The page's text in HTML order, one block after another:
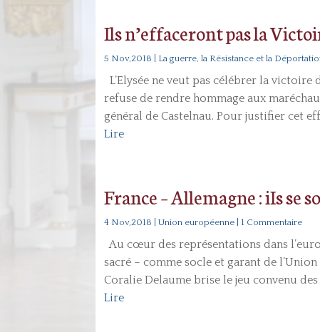
Ils n’effaceront pas la
5 Nov,2018 La guerre, la Résistance et la
L’Elysée ne veut pas célébrer la victoire
refuse de rendre hommage aux
général de Castelnau. Pour justifier cet
Lire
France – Allemagne : iIs se
4 Nov,2018 |Union européenne | 1 Commentaire
Au cœur des représentations dans
sacré – comme socle et garant de
Coralie Delaume brise le jeu convenu
Lire